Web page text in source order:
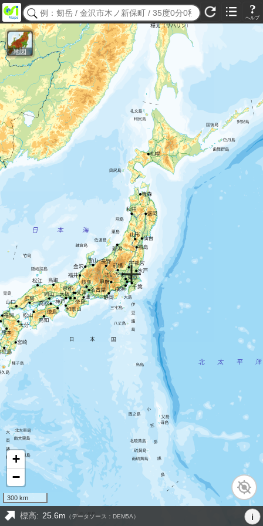
?
ヘルプ
地図
+
−
300 km
標高: 25.6m （データソース：DEM5A） i